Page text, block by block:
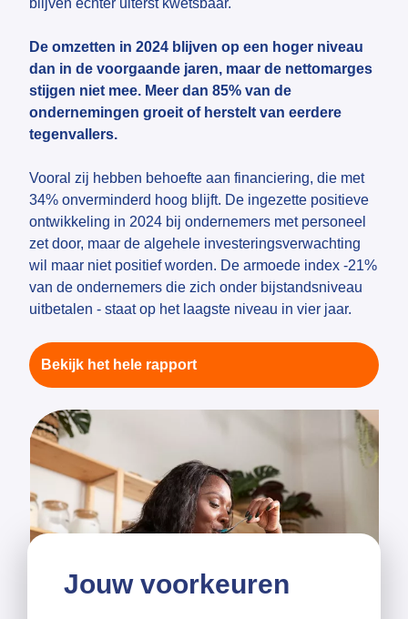
Jouw voorkeuren
blijven echter uiterst kwetsbaar.
De omzetten in 2024 blijven op een hoger niveau
dan in de voorgaande jaren, maar de nettomarges
stijgen niet mee. Meer dan 85% van de
ondernemingen groeit of herstelt van eerdere
tegenvallers.
Vooral zij hebben behoefte aan financiering, die met
34% onverminderd hoog blijft. De ingezette positieve
ontwikkeling in 2024 bij ondernemers met personeel
zet door, maar de algehele investeringsverwachting
wil maar niet positief worden. De armoede index -21%
van de ondernemers die zich onder bijstandsniveau
uitbetalen - staat op het laagste niveau in vier jaar.
Bekijk het hele rapport